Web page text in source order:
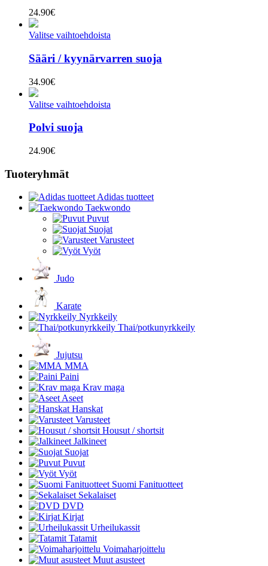
24.90€
Valitse vaihtoehdoista
Sääri / kyynärvarren suoja
34.90€
Valitse vaihtoehdoista
Polvi suoja
24.90€
Tuoteryhmät
Adidas tuotteet
Taekwondo
Puvut
Suojat
Varusteet
Vyöt
Judo
Karate
Nyrkkeily
Thai/potkunyrkkeily
Jujutsu
MMA
Paini
Krav maga
Aseet
Hanskat
Varusteet
Housut / shortsit
Jalkineet
Suojat
Puvut
Vyöt
Suomi Fanituotteet
Sekalaiset
DVD
Kirjat
Urheilukassit
Tatamit
Voimaharjoittelu
Muut asusteet